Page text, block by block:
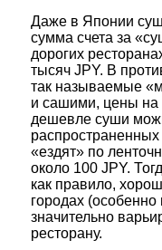
Даже в Японии
сумма счета за
дорогих
тысяч JPY. В
так называемые
и сашими, цены на
дешевле суши
распространенных
«ездят» по
около 100 JPY.
как правило,
городах (особенно
значительно
ресторану.